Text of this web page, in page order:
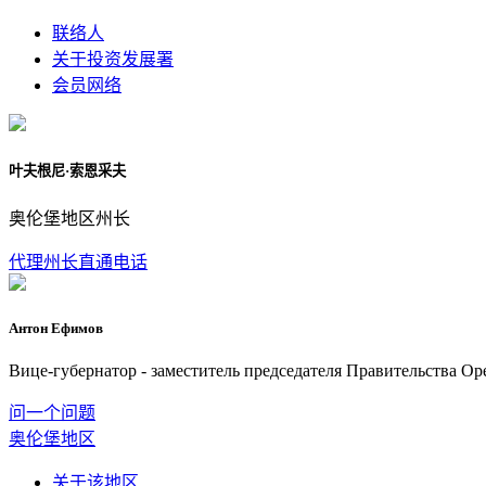
联络人
关于投资发展署
会员网络
叶夫根尼·索恩采夫
奥伦堡地区州长
代理州长直通电话
Антон Ефимов
Вице-губернатор - заместитель председателя Правительства
问一个问题
奥伦堡地区
关于该地区